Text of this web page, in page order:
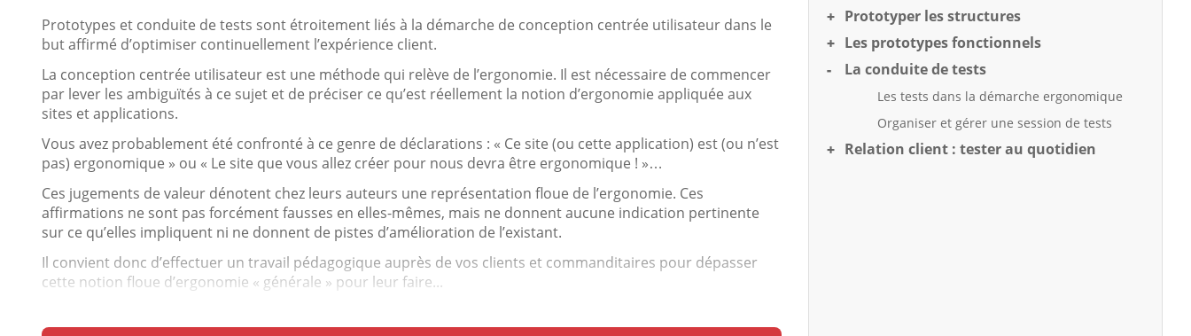
Prototypes et conduite de tests sont étroitement liés à la démarche de conception centrée utilisateur dans le
but affirmé d’optimiser continuellement l’expérience client.
La conception centrée utilisateur est une méthode qui relève de l’ergonomie. Il est nécessaire de commencer
par lever les ambiguïtés à ce sujet et de préciser ce qu’est réellement la notion d’ergonomie appliquée aux
sites et applications.
Vous avez probablement été confronté à ce genre de déclarations : « Ce site (ou cette application) est (ou n’est
pas) ergonomique » ou « Le site que vous allez créer pour nous devra être ergonomique ! »…
Ces jugements de valeur dénotent chez leurs auteurs une représentation floue de l’ergonomie. Ces
affirmations ne sont pas forcément fausses en elles-mêmes, mais ne donnent aucune indication pertinente
sur ce qu’elles impliquent ni ne donnent de pistes d’amélioration de l’existant.
Il convient donc d’effectuer un travail pédagogique auprès de vos clients et commanditaires pour dépasser
cette notion floue d’ergonomie « générale » pour leur faire...
Prototyper les structures
Les prototypes fonctionnels
La conduite de tests
Les tests dans la démarche ergonomique
Organiser et gérer une session de tests
Relation client : tester au quotidien